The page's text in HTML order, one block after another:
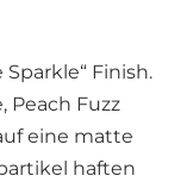
Finish.
Peach Fuzz
eine matte
haften